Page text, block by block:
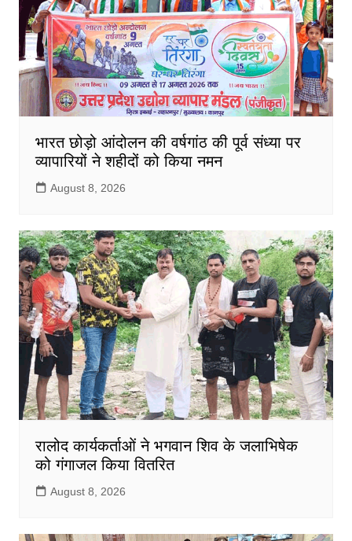
भारत छोड़ो आंदोलन की वर्षगांठ की पूर्व संध्या पर
व्यापारियों ने शहीदों को किया नमन
August 8, 2026
रालोद कार्यकर्ताओं ने भगवान शिव के जलाभिषेक
को गंगाजल किया वितरित
August 8, 2026